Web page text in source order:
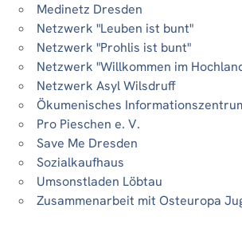
Medinetz Dresden
Netzwerk "Leuben ist bunt"
Netzwerk "Prohlis ist bunt"
Netzwerk "Willkommen im
Netzwerk Asyl Wilsdruff
Ökumenisches
Pro Pieschen e. V.
Save Me Dresden
Sozialkaufhaus
Umsonstladen Löbtau
Zusammenarbeit mit Osteuropa